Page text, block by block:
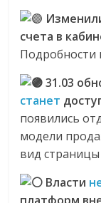
счета в
31.03
станет
появились
модели
вид
Власти